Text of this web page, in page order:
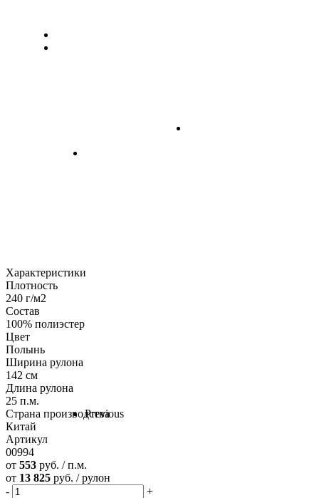
Previous
Характеристики
Плотность
240 г/м2
Состав
100% полиэстер
Цвет
Полынь
Ширина рулона
142 см
Длина рулона
25 п.м.
Страна производства
Китай
Артикул
00994
от 553 руб. / п.м.
от 13 825 руб. / рулон
-
+